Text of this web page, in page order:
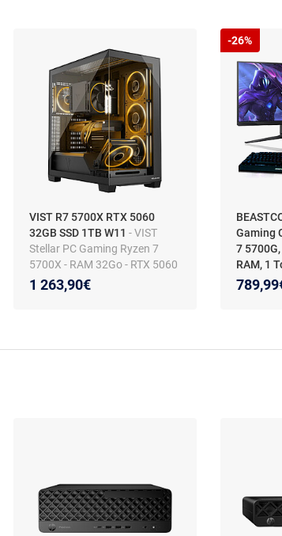
VIST R7 5700X RTX 5060
32GB SSD 1TB W11 - VIST
Stellar PC Gaming Ryzen 7
5700X - RAM 32Go - RTX 5060
- SSD 1To M.2 - WIFI - Windows
1 263,90€
Gaming
7
RAM, 1
- AMD
To SSD
-26%